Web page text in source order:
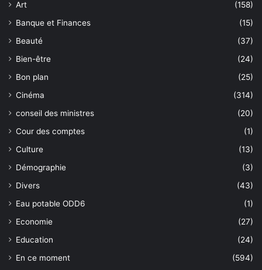
Art
(158)
Banque et Finances
(15)
Beauté
(37)
Bien-être
(24)
Bon plan
(25)
Cinéma
(314)
conseil des ministres
(20)
Cour des comptes
(1)
Culture
(13)
Démographie
(3)
Divers
(43)
Eau potable ODD6
(1)
Economie
(27)
Education
(24)
En ce moment
(594)